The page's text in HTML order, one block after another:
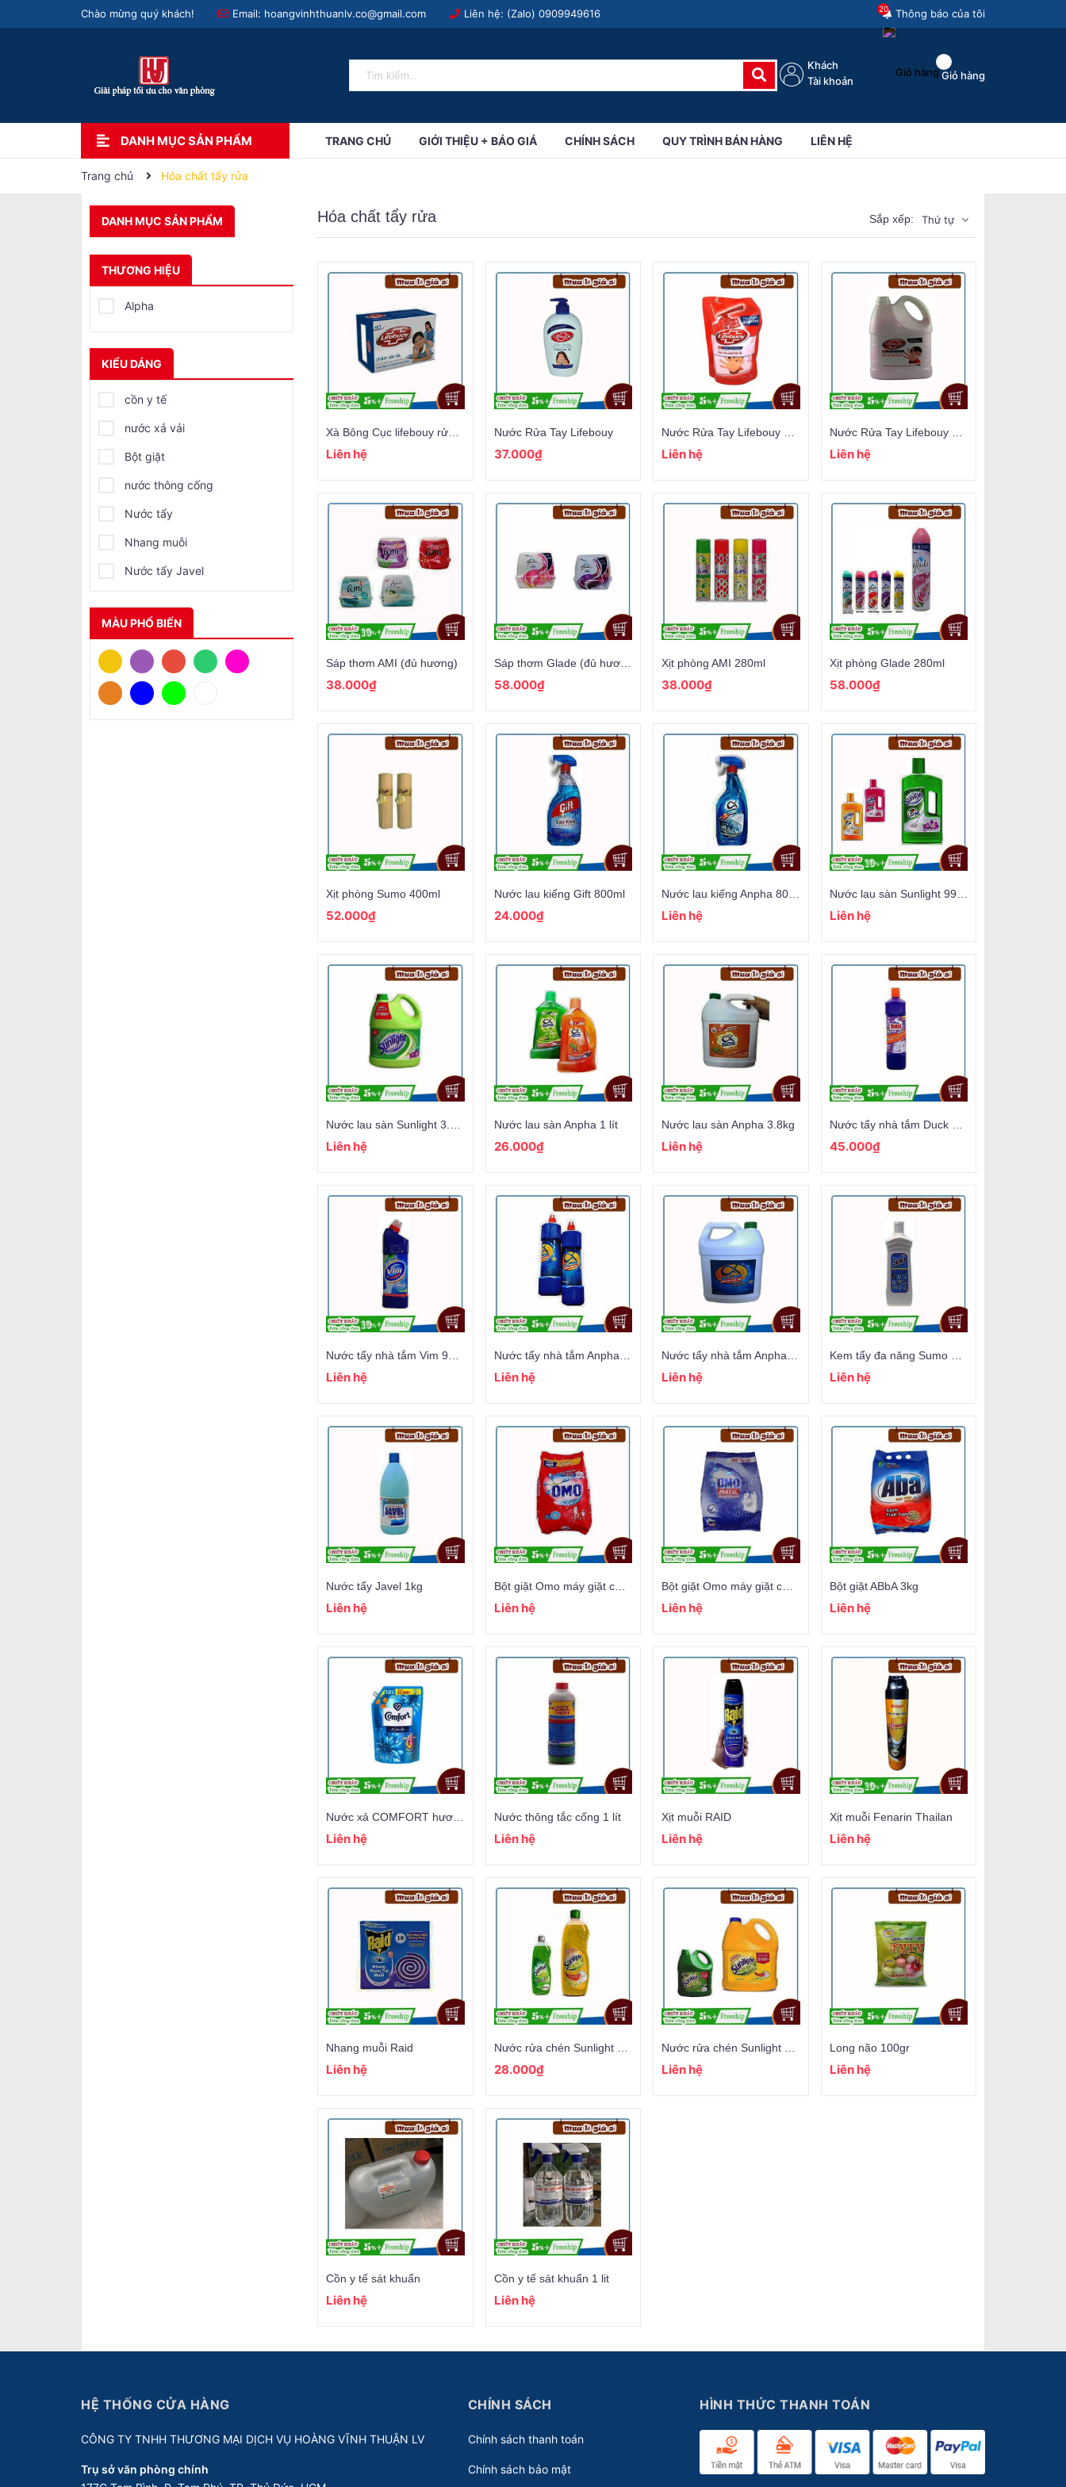
Chào mừng quý khách! Email: hoangvinhthuanlv.co@gmail.com Liên hệ: (Zalo) 0909949616 Thông báo của tôi
20
Giỏ hàng
Khách
Tài khoản
DANH MỤC SẢN PHẨM TRANG CHỦ GIỚI THIỆU + BÁO GIÁ CHÍNH SÁCH QUY TRÌNH BÁN HÀNG LIÊN HỆ
Trang chủ Hóa chất tẩy rửa
DANH MỤC SẢN PHẨM
THƯƠNG HIỆU
Alpha
KIỂU DÁNG
cồn y tế
nước xả vải
Bột giặt
nước thông cống
Nước tẩy
Nhang muỗi
Nước tẩy Javel
Xịt muỗi RAID
Xà bông rửa tay
Kem tẩy đa năng
MÀU PHỔ BIẾN
Hóa chất tẩy rửa Sắp xếp: Thứ tự
Liên hệ
Nước Rửa Tay Lifebouy
37.000₫ Liên hệ Liên hệ
Sáp thơm AMI (đủ hương)
38.000₫
Sáp thơm Glade (đủ hương)
58.000₫
Xịt phòng AMI 280ml
38.000₫
Xịt phòng Glade 280ml
58.000₫
Xịt phòng Sumo 400ml
52.000₫
Nước lau kiếng Gift 800ml
24.000₫ Liên hệ Liên hệ
Liên hệ
Nước lau sàn Anpha 1 lít
26.000₫
Nước lau sàn Anpha 3.8kg
Liên hệ 45.000₫
Liên hệ Liên hệ Liên hệ Liên hệ
Nước tẩy Javel 1kg
Liên hệ
Bột giặt Omo máy giặt cửa trên
Liên hệ Liên hệ
Bột giặt ABbA 3kg
Liên hệ
Liên hệ
Nước thông tắc cống 1 lít
Liên hệ
Xịt muỗi RAID
Liên hệ
Xịt muỗi Fenarin Thailan
Liên hệ
Nhang muỗi Raid
Liên hệ 28.000₫ Liên hệ
Long não 100gr
Liên hệ
Cồn y tế sát khuẩn
Liên hệ
Cồn y tế sát khuẩn 1 lit
Liên hệ
HỆ THỐNG CỬA HÀNG
CÔNG TY TNHH THƯƠNG MẠI DỊCH VỤ HOÀNG VĨNH THUẬN LV
Trụ sở văn phòng chính
CHÍNH SÁCH
Chính sách thanh toán
Chính sách bảo mật
HÌNH THỨC THANH TOÁN